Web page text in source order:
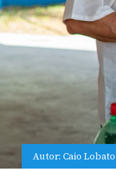
Autor: Caio Lobato